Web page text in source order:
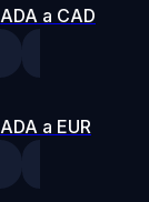
ADA a CAD
ADA a EUR